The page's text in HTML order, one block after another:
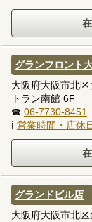
グランフロント
大阪府大阪市北
トラン南館 6F
☎ 06-7730-8451
ℹ 営業時間・店休
グランドビル店
大阪府大阪市北